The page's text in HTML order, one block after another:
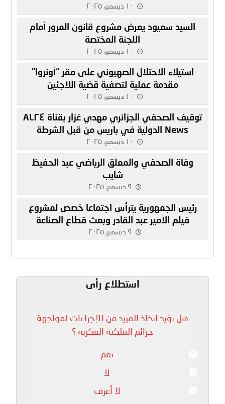
أسبوع ١٠ ديسمبر، ٢٠٢٥
السيد سعيود يعرض مشروع قانون المرور أمام
اللجنة المختصة
١٠ ديسمبر، ٢٠٢٥
استيلاء الاحتلال الصهيوني على مقر “أونروا”
مقدمة عملية لتصفية قضية اللاجئين
١٠ ديسمبر، ٢٠٢٥
توقيف الصحفي الجزائري مهدي غزار بقناة AL٢٤
News الدولية في باريس من قبل الشرطة
الفرنسية١٠ ديسمبر، ٢٠٢٥
وفاة الصحفي والمعلق الرياضي عبد الحفيظ
شايب
٩ ديسمبر، ٢٠٢٥
رئيس الجمهورية يترأس اجتماعا خصص لمشروع
فيلم الأمير عبد القادر وبعث قطاع الصناعة
السينماتوغرافية
٩ ديسمبر، ٢٠٢٥
استطلاع رأى
هل تؤيد اتخاذ المزيد من الإجراءات لمواجهة
جرائم الملكية الفكرية ؟
نعم
لا
لا أعرف